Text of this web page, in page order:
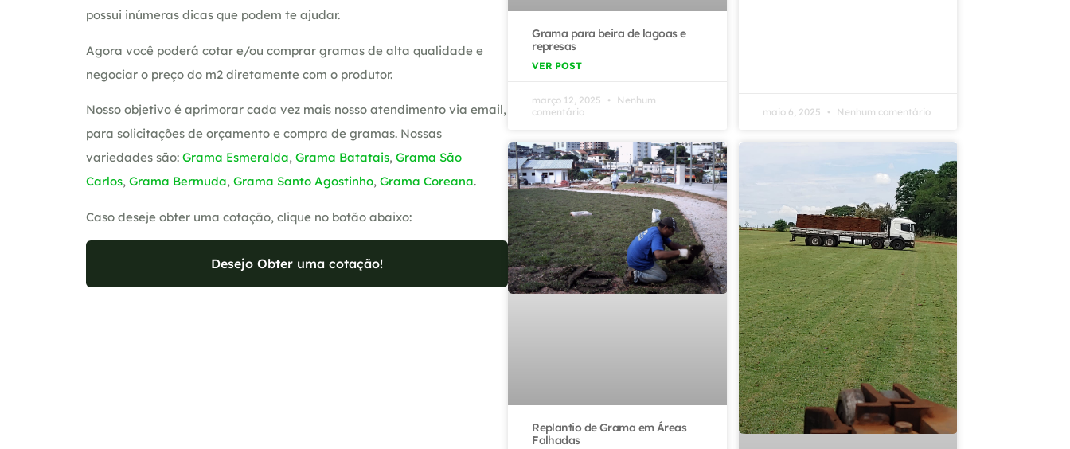
possui inúmeras dicas que podem te ajudar.
Agora você poderá cotar e/ou comprar gramas de alta qualidade e
negociar o preço do m2 diretamente com o produtor.
Nosso objetivo é aprimorar cada vez mais nosso atendimento via email,
para solicitações de orçamento e compra de gramas. Nossas
variedades são: Grama Esmeralda, Grama Batatais, Grama São
Carlos, Grama Bermuda, Grama Santo Agostinho, Grama Coreana.
Caso deseje obter uma cotação, clique no botão abaixo:
Desejo Obter uma cotação!
Grama para beira de lagoas e
represas
VER POST
março 12, 2025
Nenhum
comentário
maio 6, 2025 Nenhum comentário
Replantio de Grama em Áreas
Falhadas